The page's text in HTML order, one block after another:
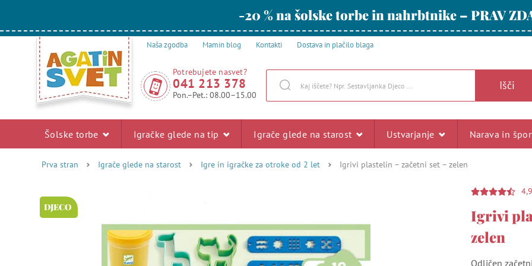
-20 % na šolske torbe in nahrbtnike – PRAV
Naša zgodba Mamin blog Kontakti Dostava in plačilo blaga
Potrebujete nasvet?
041 213 378
Pon.–Pet.: 08.00–15.00
Išči
Šolske torbe Igračke glede na tip Igrače glede na starost Ustvarjanje Narava in
Prva stran Igrače glede na starost Igre in igračke za otroke od 2 let Igrivi plastelin – začetni set – zelen
DJECO
4,9
Igrivi
zelen
Odličen